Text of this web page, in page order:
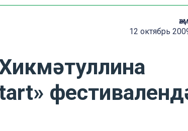
12 октябрь